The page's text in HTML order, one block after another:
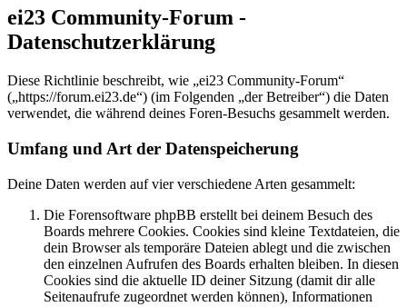
ei23 Community-Forum -
Datenschutzerklärung
Diese Richtlinie beschreibt, wie „ei23 Community-Forum“
(„https://forum.ei23.de“) (im Folgenden „der Betreiber“) die Daten
verwendet, die während deines Foren-Besuchs gesammelt werden.
Umfang und Art der Datenspeicherung
Deine Daten werden auf vier verschiedene Arten gesammelt:
Die Forensoftware phpBB erstellt bei deinem Besuch des
Boards mehrere Cookies. Cookies sind kleine Textdateien, die
dein Browser als temporäre Dateien ablegt und die zwischen
den einzelnen Aufrufen des Boards erhalten bleiben. In diesen
Cookies sind die aktuelle ID deiner Sitzung (damit dir alle
Seitenaufrufe zugeordnet werden können), Informationen